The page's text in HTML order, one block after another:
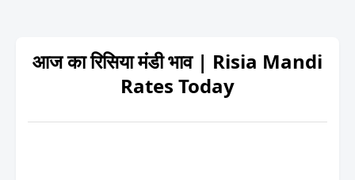
आज का रिसिया मंडी भाव | Risia Mandi
Rates Today